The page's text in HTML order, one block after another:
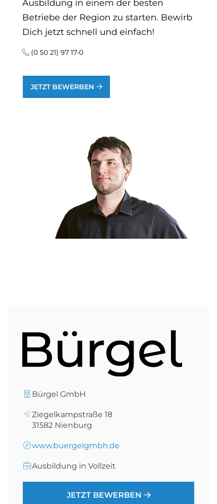
Ausbildung in einem der besten
Betriebe der Region zu starten. Bewirb
Dich jetzt schnell und einfach!
(0 50 21) 97 17-0
JETZT BEWERBEN
Bürgel GmbH
Ziegelkampstraße 18
31582 Nienburg
www.buergelgmbh.de
Ausbildung in Vollzeit
JETZT BEWERBEN